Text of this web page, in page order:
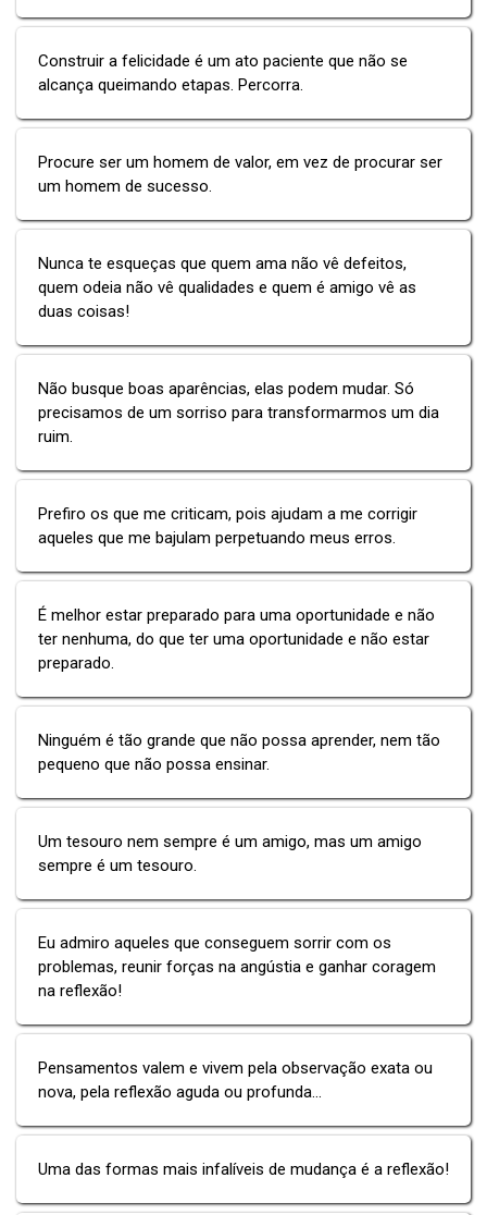
Construir a felicidade é um ato paciente que não se
alcança queimando etapas. Percorra.
Procure ser um homem de valor, em vez de procurar ser
um homem de sucesso.
Nunca te esqueças que quem ama não vê defeitos,
quem odeia não vê qualidades e quem é amigo vê as
duas coisas!
Não busque boas aparências, elas podem mudar. Só
precisamos de um sorriso para transformarmos um dia
ruim.
Prefiro os que me criticam, pois ajudam a me corrigir
aqueles que me bajulam perpetuando meus erros.
É melhor estar preparado para uma oportunidade e não
ter nenhuma, do que ter uma oportunidade e não estar
preparado.
Ninguém é tão grande que não possa aprender, nem tão
pequeno que não possa ensinar.
Um tesouro nem sempre é um amigo, mas um amigo
sempre é um tesouro.
Eu admiro aqueles que conseguem sorrir com os
problemas, reunir forças na angústia e ganhar coragem
na reflexão!
Pensamentos valem e vivem pela observação exata ou
nova, pela reflexão aguda ou profunda...
Uma das formas mais infalíveis de mudança é a reflexão!